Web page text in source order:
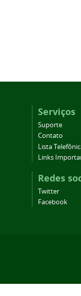
Serviços
Suporte
Contato
Lista
Links
Redes
Twitter
Facebook